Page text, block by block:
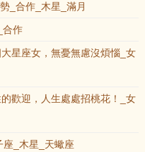
_合作_木星_滿月
合作
星座女，無憂無慮沒煩惱_女
歡迎，人生處處招桃花！_女
_木星_天蠍座